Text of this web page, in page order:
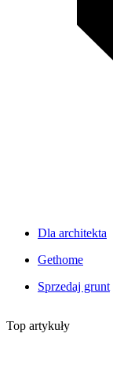
Dla architekta
Gethome
Sprzedaj grunt
Top artykuły